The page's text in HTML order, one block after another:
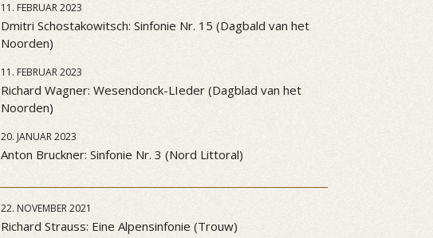
11. FEBRUAR 2023
Dmitri Schostakowitsch: Sinfonie Nr. 15 (Dagbald van het
Noorden)
11. FEBRUAR 2023
Richard Wagner: Wesendonck-LIeder (Dagblad van het
Noorden)
20. JANUAR 2023
Anton Bruckner: Sinfonie Nr. 3 (Nord Littoral)
22. NOVEMBER 2021
Richard Strauss: Eine Alpensinfonie (Trouw)